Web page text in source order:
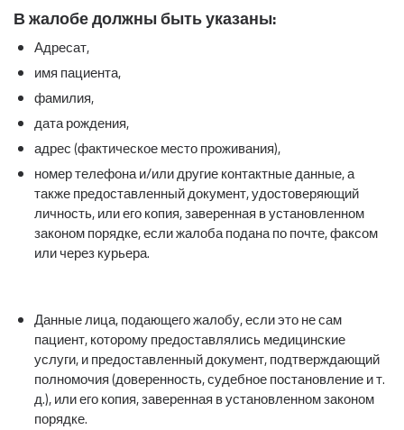
В жалобе должны быть указаны:
Адресат,
имя пациента,
фамилия,
дата рождения,
адрес (фактическое место проживания),
номер телефона и/или другие контактные данные, а
также предоставленный документ, удостоверяющий
личность, или его копия, заверенная в установленном
законом порядке, если жалоба подана по почте, факсом
или через курьера.
Данные лица, подающего жалобу, если это не сам
пациент, которому предоставлялись медицинские
услуги, и предоставленный документ, подтверждающий
полномочия (доверенность, судебное постановление и т.
д.), или его копия, заверенная в установленном законом
порядке.